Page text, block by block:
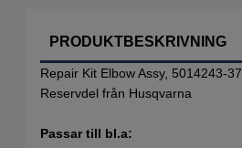
PRODUKTBESKRIVNING
Repair Kit Elbow Assy, 5014243-37
Reservdel från Husqvarna
Passar till bl.a: